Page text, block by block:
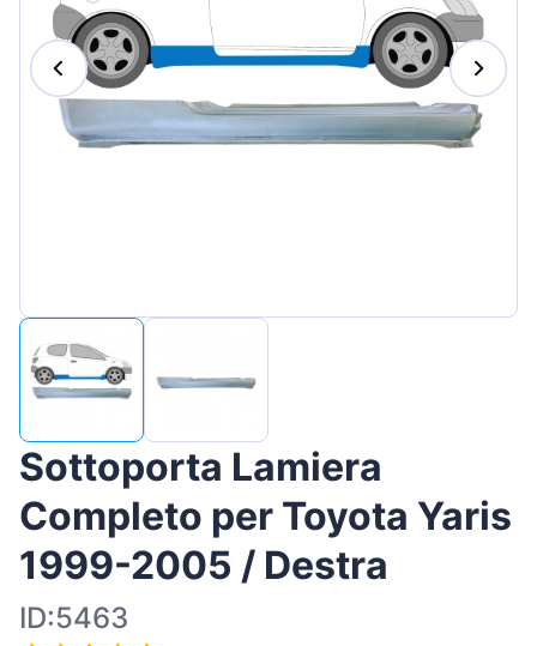
Lietuvių
Português
Sottoporta Lamiera
Completo per Toyota Yaris
1999-2005 / Destra
ID:5463